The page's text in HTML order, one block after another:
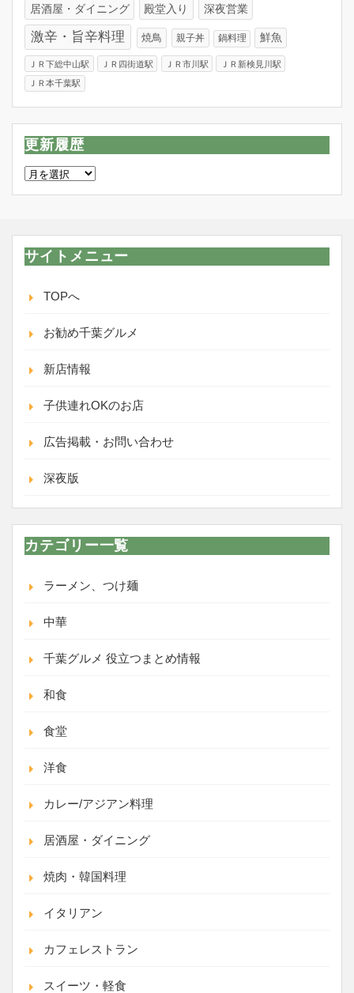
居酒屋・ダイニング 殿堂入り 深夜営業
激辛・旨辛料理 焼鳥 親子丼 鍋料理 鮮魚
ＪＲ下総中山駅 ＪＲ四街道駅 ＪＲ市川駅 ＪＲ新検見川駅
ＪＲ本千葉駅
更新履歴
更
サイトメニュー
TOPへ
お勧め千葉グルメ
新店情報
子供連れOKのお店
広告掲載・お問い合わせ
深夜版
カテゴリー一覧
ラーメン、つけ麺
中華
千葉グルメ 役立つまとめ情報
和食
食堂
洋食
カレー/アジアン料理
居酒屋・ダイニング
焼肉・韓国料理
イタリアン
カフェレストラン
スイーツ・軽食